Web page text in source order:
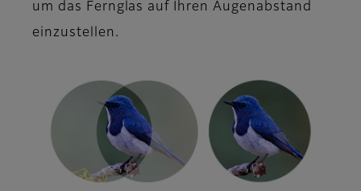
um das Fernglas auf Ihren Augenabstand
einzustellen.